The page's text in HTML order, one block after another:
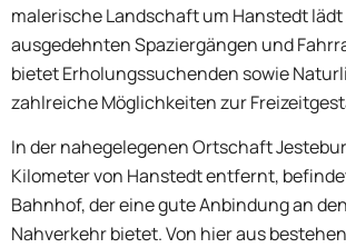
malerische Landschaft um Hanstedt lädt
ausgedehnten Spaziergängen und
bietet Erholungssuchenden sowie
zahlreiche Möglichkeiten zur
In der nahegelegenen Ortschaft
Kilometer von Hanstedt entfernt,
Bahnhof, der eine gute Anbindung an
Nahverkehr bietet. Von hier aus